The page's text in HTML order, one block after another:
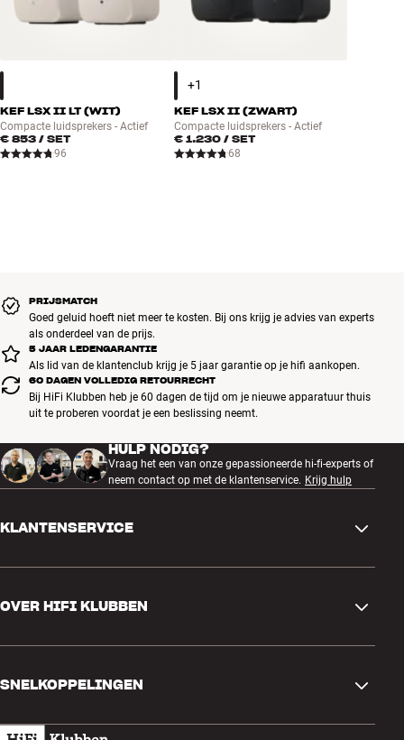
KEF LSX II LT (WIT)
Compacte luidsprekers - Actief
€ 853 / SET
96
KEF LSX II (ZWART)
Compacte luidsprekers - Actief
€ 1.230/ SET
68
PRIJSMATCH
Goed geluid hoeft niet meer te kosten. Bij ons krijg je advies van experts
als onderdeel van de prijs.
5 JAAR LEDENGARANTIE
Als lid van de klantenclub krijg je 5 jaar garantie op je hifi aankopen.
60 DAGEN VOLLEDIG RETOURRECHT
Bij HiFi Klubben heb je 60 dagen de tijd om je nieuwe apparatuur thuis
uit te proberen voordat je een beslissing neemt.
HULP NODIG?
Vraag het een van onze gepassioneerde hi-fi-experts of
neem contact op met de klantenservice. Krijg hulp
KLANTENSERVICE
Ruilen en retourneren
Bestelling herroepen
OVER HIFI KLUBBEN
Klantenclub
SNELKOPPELINGEN